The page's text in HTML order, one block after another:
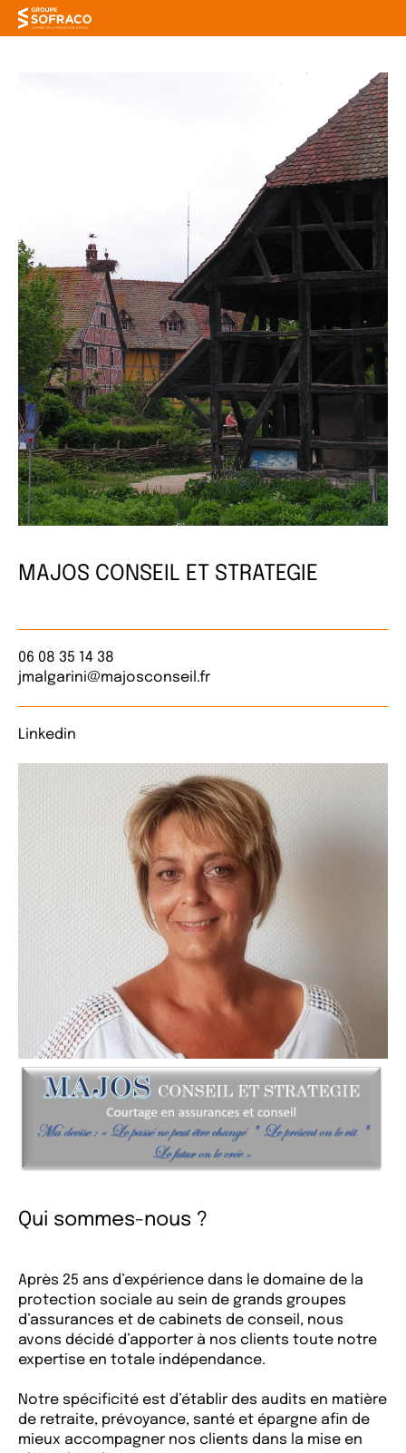
MAJOS CONSEIL ET STRATEGIE
06 08 35 14 38
jmalgarini@majosconseil.fr
Linkedin
Qui sommes-nous ?
Après 25 ans d’expérience dans le domaine de la
protection sociale au sein de grands groupes
d’assurances et de cabinets de conseil, nous
avons décidé d’apporter à nos clients toute notre
expertise en totale indépendance.
Notre spécificité est d’établir des audits en matière
de retraite, prévoyance, santé et épargne afin de
mieux accompagner nos clients dans la mise en